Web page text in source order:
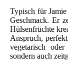
Typisch für
Geschmack. Er
Hülsenfrüchte
Anspruch,
vegetarisch
sondern auch